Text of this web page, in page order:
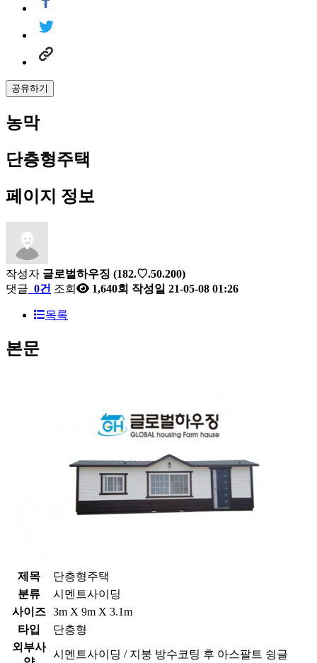
공유하기
농막
단층형주택
페이지 정보
작성자 글로벌하우징 (182.♡.50.200)
댓글 0건 조회 1,640회 작성일 21-05-08 01:26
목록
본문
제목
단층형주택
분류
시멘트사이딩
사이즈 3m X 9m X 3.1m
타입
단층형
외부사
시멘트사이딩 / 지붕 방수코팅 후 아스팔트 슁글